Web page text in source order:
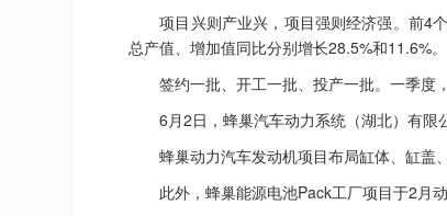
项目兴则产业兴，项目强则经济强。前4个
总产值、增加值同比分别增长28.5%和11.6%。
签约一批、开工一批、投产一批。一季度，
6月2日，蜂巢汽车动力系统（湖北）有限
蜂巢动力汽车发动机项目布局缸体、缸盖、
此外，蜂巢能源电池Pack工厂项目于2月动